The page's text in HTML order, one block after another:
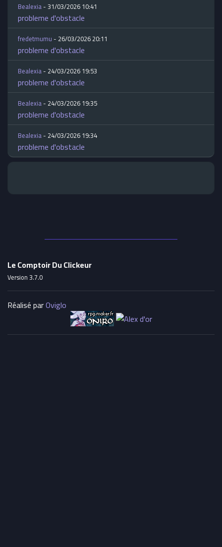
Bealexia- 31/03/2026 10:41
probleme d'obstacle
fredetmumu- 26/03/2026 20:11
probleme d'obstacle
Bealexia- 24/03/2026 19:53
probleme d'obstacle
Bealexia- 24/03/2026 19:35
probleme d'obstacle
Bealexia- 24/03/2026 19:34
probleme d'obstacle
Le Comptoir Du Clickeur
Version 3.7.0
Réalisé parOviglo